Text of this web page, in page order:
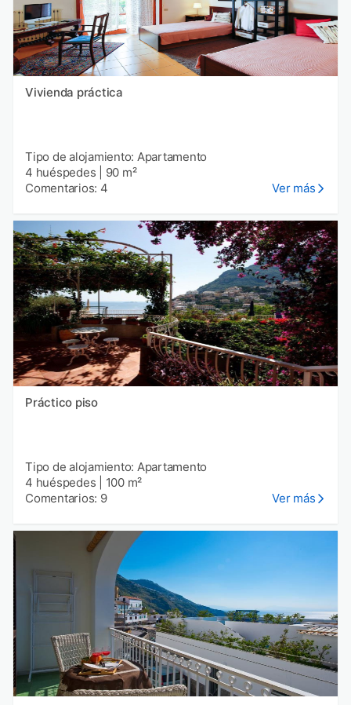
Vivienda práctica
Tipo de alojamiento: Apartamento
4 huéspedes
90 m²
Comentarios: 4
Ver más
Práctico piso
Tipo de alojamiento: Apartamento
4 huéspedes
100 m²
Comentarios: 9
Ver más